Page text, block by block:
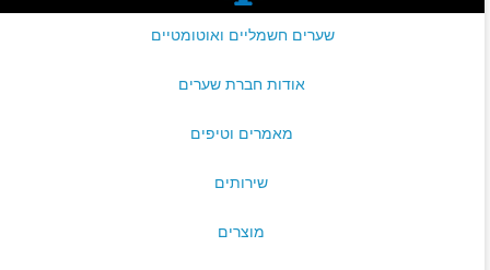
שערים חשמליים ואוטומטיים
אודות חברת שערים
מאמרים וטיפים
שירותים
מוצרים